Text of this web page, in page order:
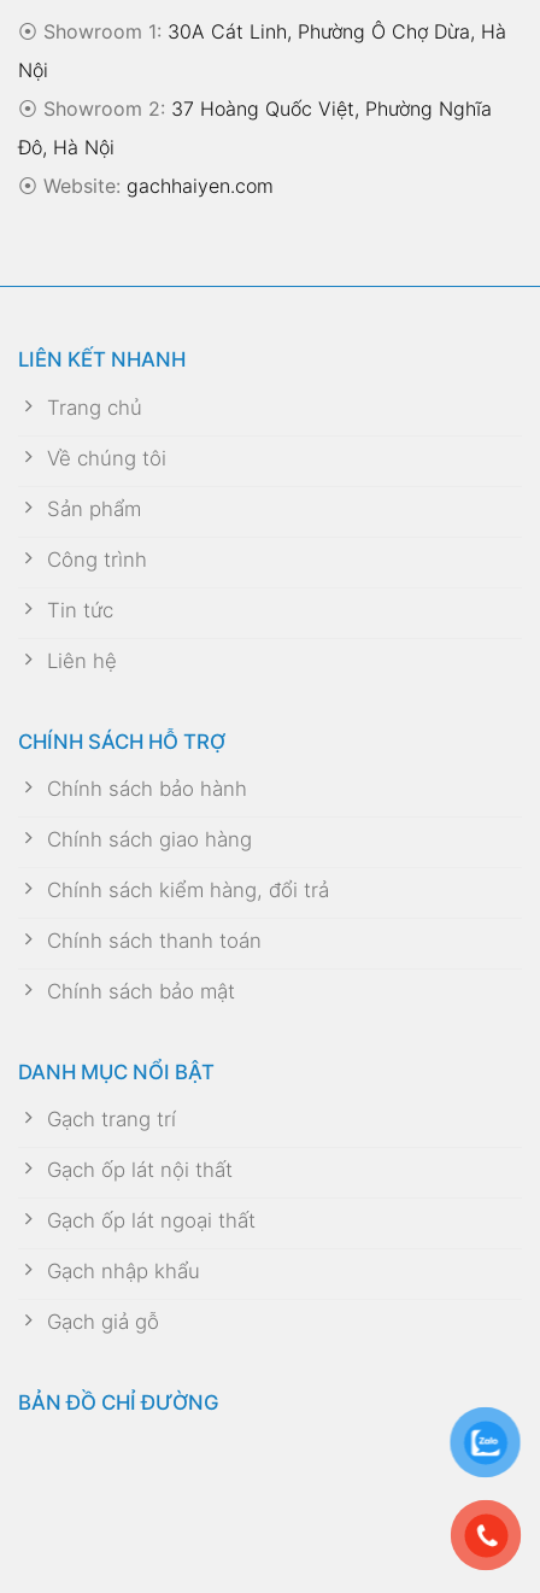
⦿ Showroom 1: 30A Cát Linh, Phường Ô Chợ Dừa, Hà
Nội
⦿ Showroom 2: 37 Hoàng Quốc Việt, Phường Nghĩa
Đô, Hà Nội
⦿ Website: gachhaiyen.com
LIÊN KẾT NHANH
Trang chủ
Về chúng tôi
Sản phẩm
Công trình
Tin tức
Liên hệ
CHÍNH SÁCH HỖ TRỢ
Chính sách bảo hành
Chính sách giao hàng
Chính sách kiểm hàng, đổi trả
Chính sách thanh toán
Chính sách bảo mật
DANH MỤC NỔI BẬT
Gạch trang trí
Gạch ốp lát nội thất
Gạch ốp lát ngoại thất
Gạch nhập khẩu
Gạch giả gỗ
BẢN ĐỒ CHỈ ĐƯỜNG